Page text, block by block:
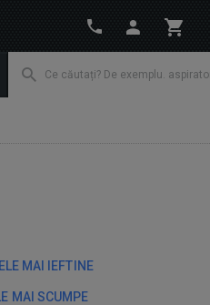
MAI IEFTINE
MAI SCUMPE